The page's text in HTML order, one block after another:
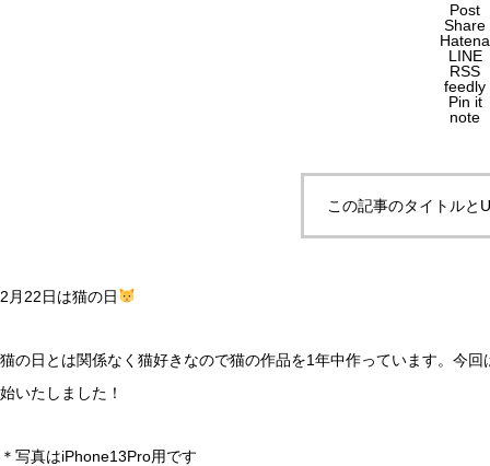
Post
Share
Hatena
LINE
RSS
feedly
Pin it
note
この記事のタイトルと
2月22日は猫の日
猫の日とは関係なく猫好きなので猫の作品を1年中作っています。今
始いたしました！
＊写真はiPhone13Pro用です